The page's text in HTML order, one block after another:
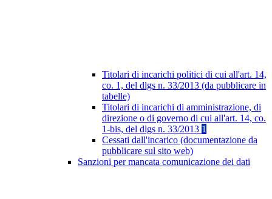
Titolari di incarichi politici di cui all'art. 14,
co. 1, del dlgs n. 33/2013 (da pubblicare in
tabelle)
Titolari di incarichi di amministrazione, di
direzione o di governo di cui all'art. 14, co.
1-bis, del dlgs n. 33/2013 1
Cessati dall'incarico (documentazione da
pubblicare sul sito web)
Sanzioni per mancata comunicazione dei dati